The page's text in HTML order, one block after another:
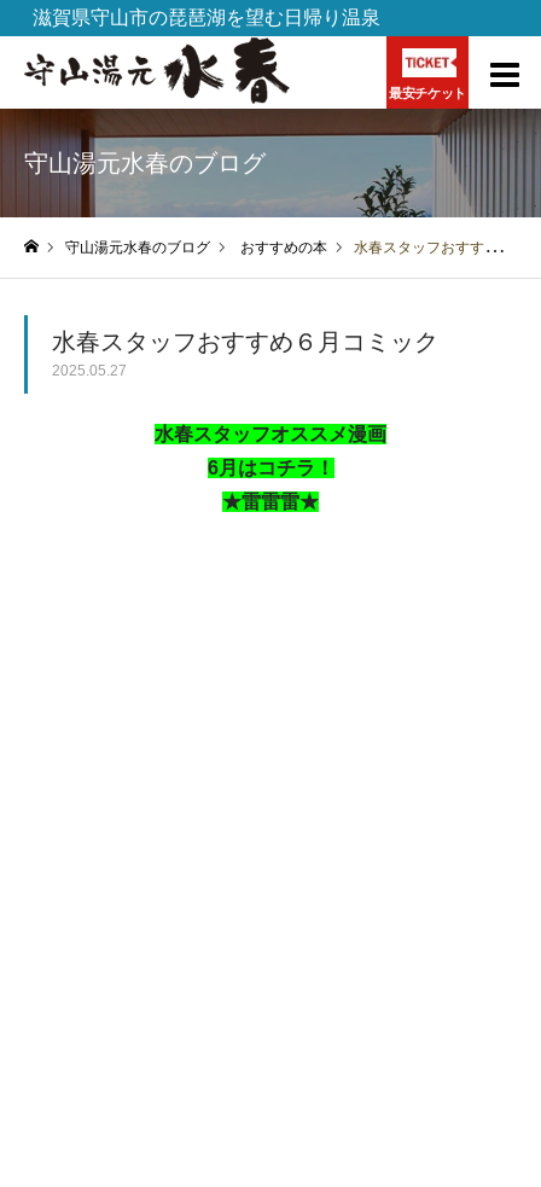
滋賀県守山市の琵琶湖を望む日帰り温泉
最安チケット
守山湯元水春のブログ
守山湯元水春のブログ おすすめの本 水春スタッフおすすめ６月コミック
水春スタッフおすすめ６月コミック
2025.05.27
水春スタッフオススメ漫画
6月はコチラ！
★雷雷雷★